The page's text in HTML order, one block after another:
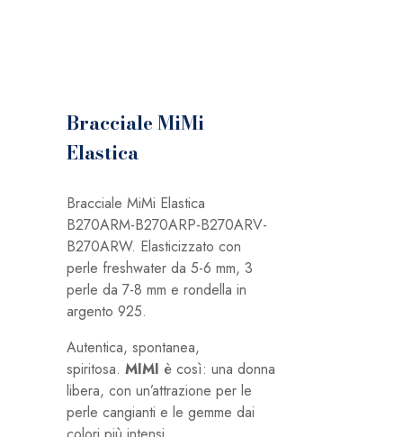
Bracciale MiMi
Elastica
Bracciale MiMi Elastica
B270ARM-B270ARP-B270ARV-
B270ARW. Elasticizzato con
perle freshwater da 5-6 mm, 3
perle da 7-8 mm e rondella in
argento 925.
Autentica, spontanea,
spiritosa. MIMI è così: una donna
libera, con un’attrazione per le
perle cangianti e le gemme dai